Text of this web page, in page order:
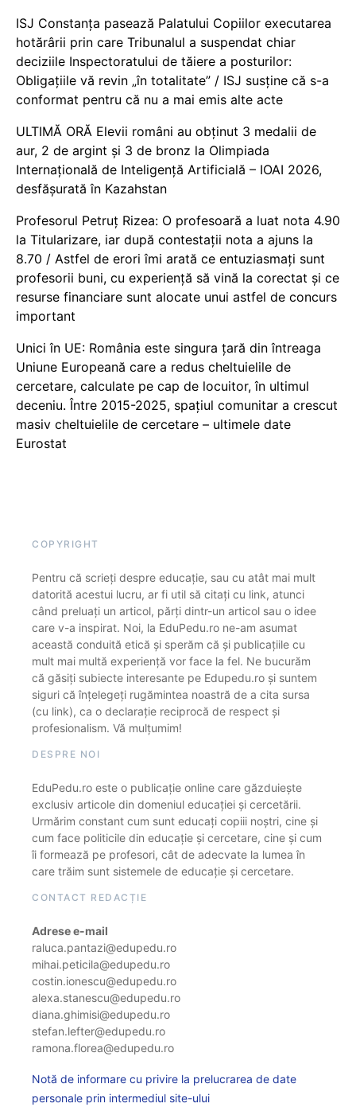
ISJ Constanța pasează Palatului Copiilor executarea
hotărârii prin care Tribunalul a suspendat chiar
deciziile Inspectoratului de tăiere a posturilor:
Obligațiile vă revin „în totalitate” / ISJ susține că s-a
conformat pentru că nu a mai emis alte acte
ULTIMĂ ORĂ Elevii români au obținut 3 medalii de
aur, 2 de argint și 3 de bronz la Olimpiada
Internațională de Inteligență Artificială – IOAI 2026,
desfășurată în Kazahstan
Profesorul Petruț Rizea: O profesoară a luat nota 4.90
la Titularizare, iar după contestații nota a ajuns la
8.70 / Astfel de erori îmi arată ce entuziasmați sunt
profesorii buni, cu experiență să vină la corectat și ce
resurse financiare sunt alocate unui astfel de concurs
important
Unici în UE: România este singura țară din întreaga
Uniune Europeană care a redus cheltuielile de
cercetare, calculate pe cap de locuitor, în ultimul
deceniu. Între 2015-2025, spațiul comunitar a crescut
masiv cheltuielile de cercetare – ultimele date
Eurostat
COPYRIGHT
Pentru că scrieți despre educație, sau cu atât mai mult
datorită acestui lucru, ar fi util să citați cu link, atunci
când preluați un articol, părți dintr-un articol sau o idee
care v-a inspirat. Noi, la EduPedu.ro ne-am asumat
această conduită etică și sperăm că și publicațiile cu
mult mai multă experiență vor face la fel. Ne bucurăm
că găsiți subiecte interesante pe Edupedu.ro și suntem
siguri că înțelegeți rugămintea noastră de a cita sursa
(cu link), ca o declarație reciprocă de respect și
profesionalism. Vă mulțumim!
DESPRE NOI
EduPedu.ro este o publicație online care găzduiește
exclusiv articole din domeniul educației și cercetării.
Urmărim constant cum sunt educați copiii noștri, cine și
cum face politicile din educație și cercetare, cine și cum
îi formează pe profesori, cât de adecvate la lumea în
care trăim sunt sistemele de educație și cercetare.
CONTACT REDACȚIE
Adrese e-mail
raluca.pantazi@edupedu.ro
mihai.peticila@edupedu.ro
costin.ionescu@edupedu.ro
alexa.stanescu@edupedu.ro
diana.ghimisi@edupedu.ro
stefan.lefter@edupedu.ro
ramona.florea@edupedu.ro
Notă de informare cu privire la prelucrarea de date
personale prin intermediul site-ului